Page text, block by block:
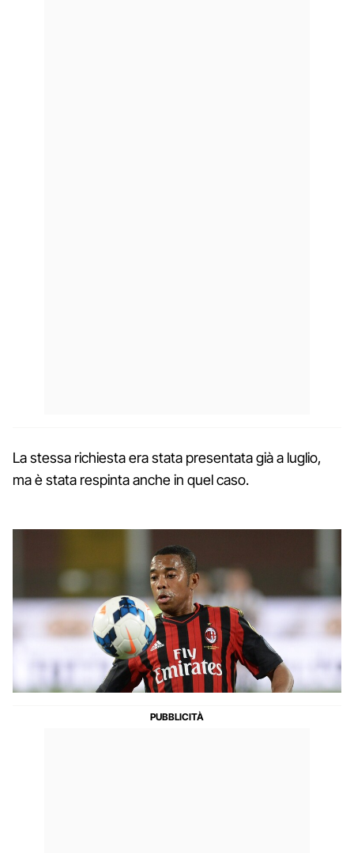
La stessa richiesta era stata presentata già a luglio,
ma è stata respinta anche in quel caso.